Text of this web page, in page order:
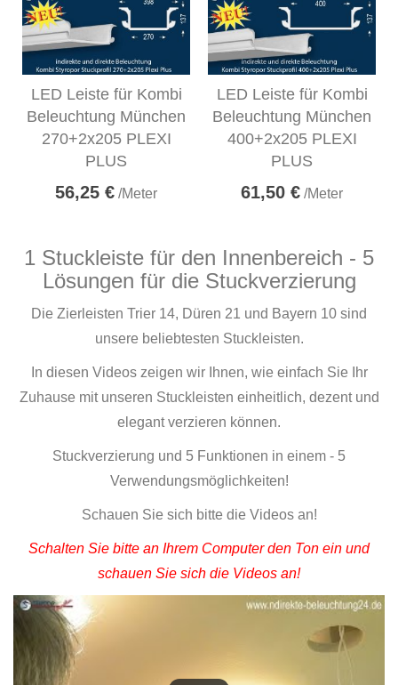
LED Leiste für Kombi
Beleuchtung München
270+2x205 PLEXI
PLUS
56,25 € /Meter
LED Leiste für Kombi
Beleuchtung München
400+2x205 PLEXI
PLUS
61,50 € /Meter
1 Stuckleiste für den Innenbereich - 5
Lösungen für die Stuckverzierung
Die Zierleisten Trier 14, Düren 21 und Bayern 10 sind
unsere beliebtesten Stuckleisten.
In diesen Videos zeigen wir Ihnen, wie einfach Sie Ihr
Zuhause mit unseren Stuckleisten einheitlich, dezent und
elegant verzieren können.
Stuckverzierung und 5 Funktionen in einem - 5
Verwendungsmöglichkeiten!
Schauen Sie sich bitte die Videos an!
Schalten Sie bitte an Ihrem Computer den Ton ein und
schauen Sie sich die Videos an!